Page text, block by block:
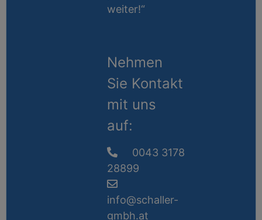
weiter!“
Nehmen
Sie Kontakt
mit uns
auf:
0043 3178
28899
info@schaller-
gmbh.at